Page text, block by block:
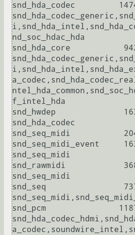
snd_hda_codec
nd_soc_hdac_hda
snd_hda_core
f_intel_hda
snd_hwdep
snd_hda_codec
snd_seq_midi
snd_seq_midi_event
snd_seq_midi
snd_rawmidi
snd_seq_midi
snd_seq
snd_pcm